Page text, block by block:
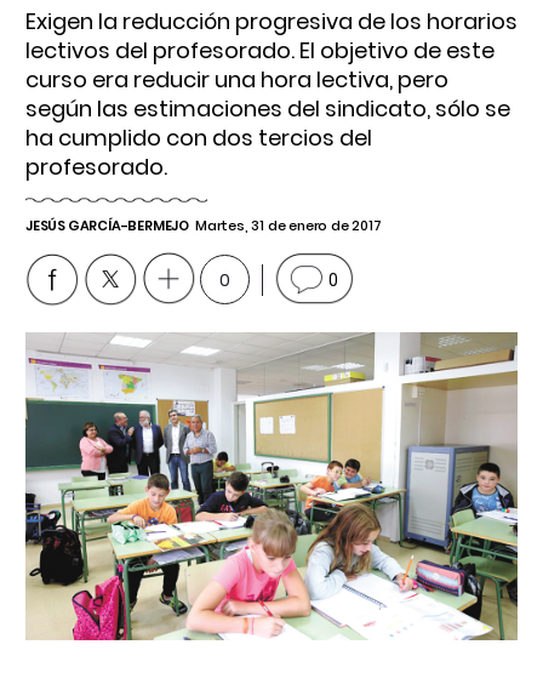
Exigen la reducción progresiva de los horarios
lectivos del profesorado. El objetivo de este
curso era reducir una hora lectiva, pero
según las estimaciones del sindicato, sólo se
ha cumplido con dos tercios del
profesorado.
JESÚS GARCÍA-BERMEJO Martes, 31 de enero de 2017
0 0